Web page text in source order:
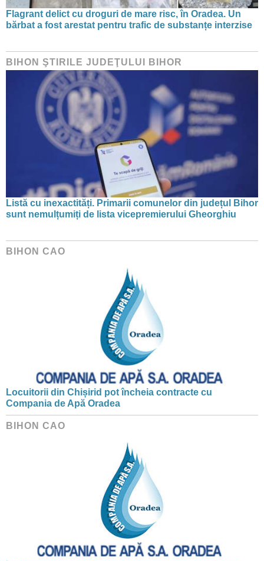
Flagrant delict cu droguri de mare risc, în Oradea. Un
bărbat a fost arestat pentru trafic de substanțe interzise
BIHON ŞTIRILE JUDEŢULUI BIHOR
Listă cu inexactități. Primarii comunelor din județul Bihor
sunt nemulțumiți de lista vicepremierului Gheorghiu
BIHON CAO
Locuitorii din Chișirid pot încheia contracte cu
Compania de Apă Oradea
BIHON CAO